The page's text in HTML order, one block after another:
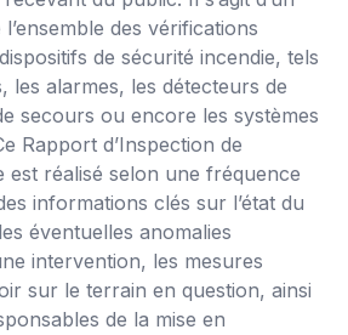
des vérifications
de sécurité incendie, tels
les alarmes, les détecteurs de
secours ou encore les systèmes
Rapport d’Inspection de
est réalisé selon une fréquence
informations clés sur l’état du
éventuelles anomalies
intervention, les mesures
sur le terrain en question, ainsi
de la mise en